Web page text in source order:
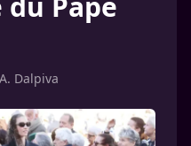
Dalpiva